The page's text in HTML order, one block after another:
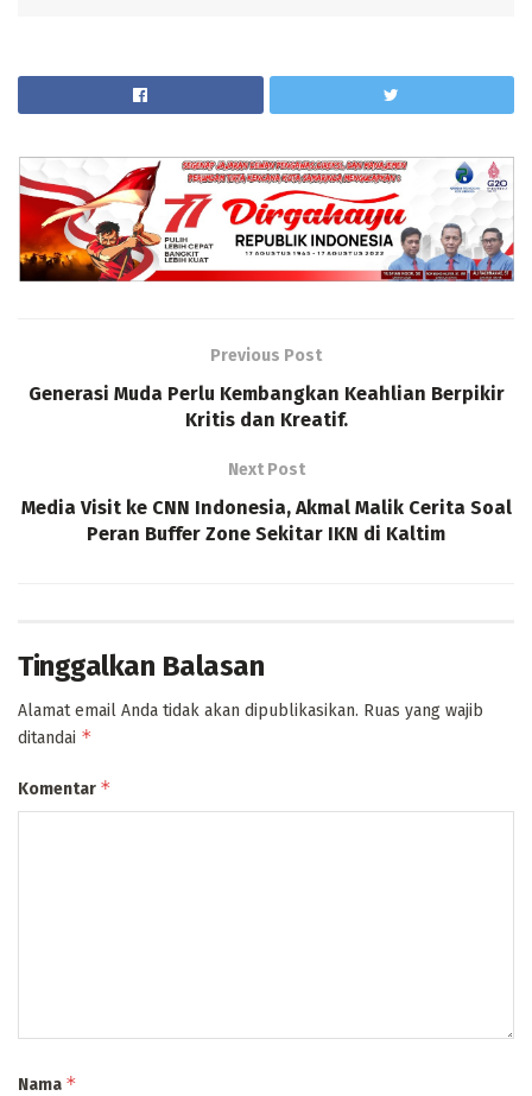
Previous Post
Generasi Muda Perlu Kembangkan Keahlian Berpikir
Kritis dan Kreatif.
Next Post
Media Visit ke CNN Indonesia, Akmal Malik Cerita Soal
Peran Buffer Zone Sekitar IKN di Kaltim
Tinggalkan Balasan
Alamat email Anda tidak akan dipublikasikan. Ruas yang wajib
ditandai *
Komentar *
Nama *